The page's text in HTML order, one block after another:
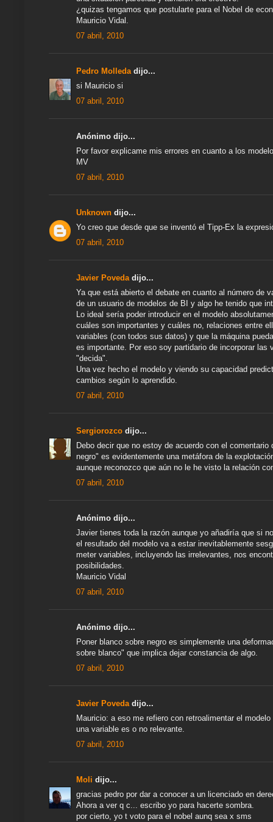
¿quizas tengamos que postularte para el Nobel de
Mauricio Vidal.
07 abril, 2010
Pedro Molleda dijo...
si Mauricio si
07 abril, 2010
Anónimo dijo...
Por favor explicame mis errores en cuanto a los
MV
07 abril, 2010
Unknown dijo...
Yo creo que desde que se inventó el Tipp-Ex la
07 abril, 2010
Javier Poveda dijo...
Ya que está abierto el debate en cuanto al número de
de un usuario de modelos de BI y algo he tenido que
Lo ideal sería poder introducir en el modelo
cuáles son importantes y cuáles no, relaciones entre
variables (con todos sus datos) y que la máquina
es importante. Por eso soy partidario de incorporar
"decida".
Una vez hecho el modelo y viendo su capacidad
cambios según lo aprendido.
07 abril, 2010
Sergiorozco dijo...
Debo decir que no estoy de acuerdo con el
negro" es evidentemente una metáfora de la
aunque reconozco que aún no le he visto la relación
07 abril, 2010
Anónimo dijo...
Javier tienes toda la razón aunque yo añadiría que si
el resultado del modelo va a estar inevitablemente
meter variables, incluyendo las irrelevantes, nos
posibilidades.
Mauricio Vidal
07 abril, 2010
Anónimo dijo...
Poner blanco sobre negro es simplemente una
sobre blanco" que implica dejar constancia de algo.
07 abril, 2010
Javier Poveda dijo...
Mauricio: a eso me refiero con retroalimentar el
una variable es o no relevante.
07 abril, 2010
Moli dijo...
gracias pedro por dar a conocer a un licenciado en
Ahora a ver q c... escribo yo para hacerte sombra.
por cierto, yo t voto para el nobel aunq sea x sms